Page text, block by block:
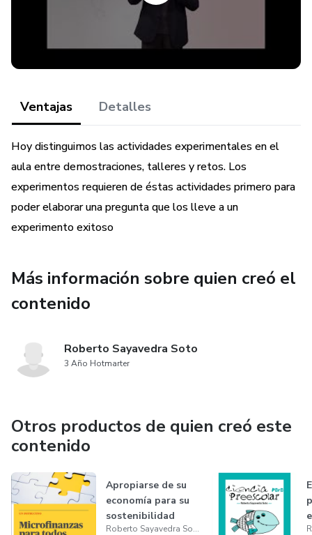
competentemente. No se queda tan solo con saber o
tener la información, sino que pasa a la acción y solución del
problema.
Ventajas Detalles
Hoy distinguimos las actividades experimentales en el
aula entre demostraciones, talleres y retos. Los
experimentos requieren de éstas actividades primero para
poder elaborar una pregunta que los lleve a un
experimento exitoso
Más información sobre quien creó el
contenido
Roberto Sayavedra Soto
3 Año Hotmarter
Otros productos de quien creó este
contenido
Apropiarse de su
economía para su
sostenibilidad
Roberto Sayavedra Soto